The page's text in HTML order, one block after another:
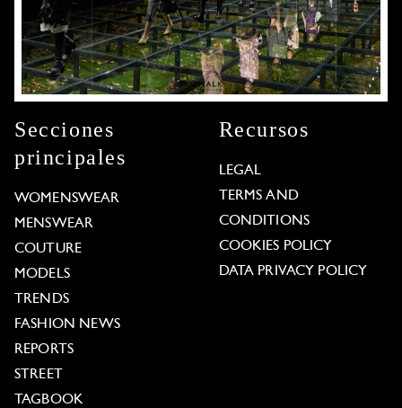
Secciones
principales
WOMENSWEAR
MENSWEAR
COUTURE
MODELS
TRENDS
FASHION NEWS
REPORTS
STREET
TAGBOOK
Recursos
LEGAL
TERMS AND
CONDITIONS
COOKIES POLICY
DATA PRIVACY POLICY